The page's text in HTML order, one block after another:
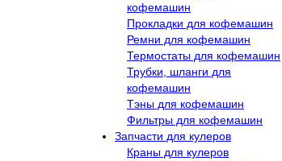
кофемашин
Прокладки для кофемашин
Ремни для кофемашин
Термостаты для кофемашин
Трубки, шланги для
кофемашин
Тэны для кофемашин
Фильтры для кофемашин
Запчасти для кулеров
Краны для кулеров